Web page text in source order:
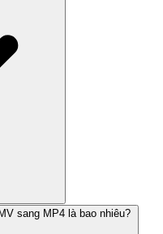
sang MP4 là bao nhiêu?